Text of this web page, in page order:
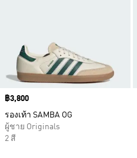
Price
฿3,800
รองเท้า SAMBA OG
ผู้ชาย Originals
2 สี